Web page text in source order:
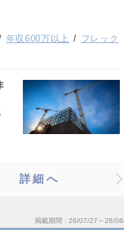
年収600万以上
フレック
詳細へ
掲載期間 26/07/27～26/